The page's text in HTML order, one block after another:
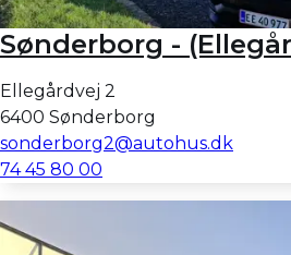
Sønderborg -
Ellegårdvej 2
6400 Sønderborg
sonderborg2@autohus.dk
74 45 80 00